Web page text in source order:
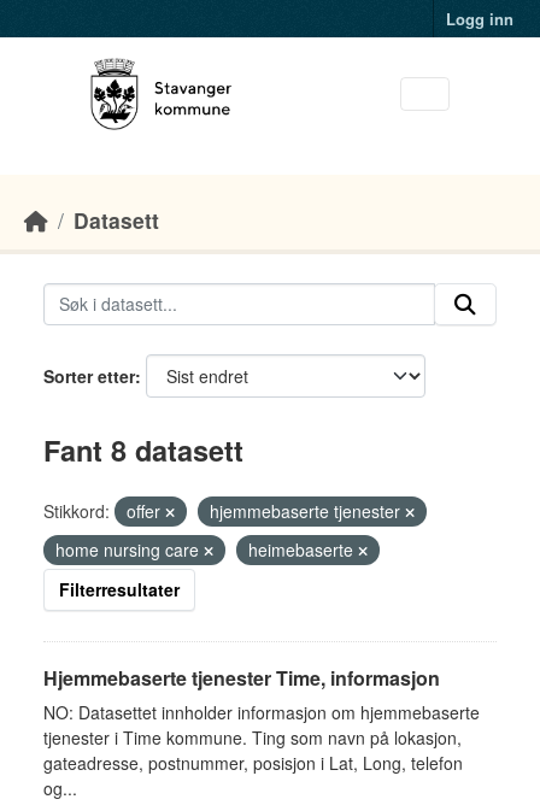
Logg inn
Datasett
Sorter etter
Fant 8 datasett
Stikkord: offer
hjemmebaserte tjenester
home nursing care
heimebaserte
Filterresultater
Hjemmebaserte tjenester Time, informasjon
NO: Datasettet innholder informasjon om hjemmebaserte
tjenester i Time kommune. Ting som navn på lokasjon,
gateadresse, postnummer, posisjon i Lat, Long, telefon
og...